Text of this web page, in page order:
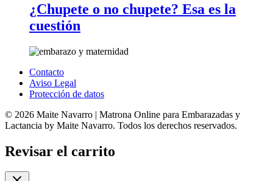
¿Chupete o no chupete? Esa es la
cuestión
Contacto
Aviso Legal
Protección de datos
© 2026 Maite Navarro | Matrona Online para Embarazadas y
Lactancia by Maite Navarro. Todos los derechos reservados.
Revisar el carrito